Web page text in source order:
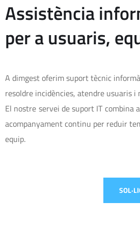
Assistència
per a usuaris,
A dimgest oferim suport tècnic
resoldre incidències, atendre usuaris
El nostre servei de suport IT
acompanyament continu per reduir
equip.